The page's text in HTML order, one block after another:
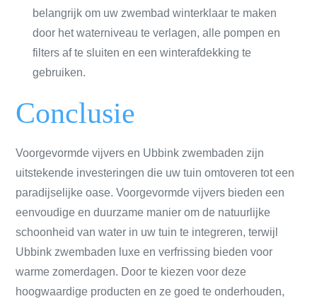
belangrijk om uw zwembad winterklaar te maken
door het waterniveau te verlagen, alle pompen en
filters af te sluiten en een winterafdekking te
gebruiken.
Conclusie
Voorgevormde vijvers en Ubbink zwembaden zijn
uitstekende investeringen die uw tuin omtoveren tot een
paradijselijke oase. Voorgevormde vijvers bieden een
eenvoudige en duurzame manier om de natuurlijke
schoonheid van water in uw tuin te integreren, terwijl
Ubbink zwembaden luxe en verfrissing bieden voor
warme zomerdagen. Door te kiezen voor deze
hoogwaardige producten en ze goed te onderhouden,